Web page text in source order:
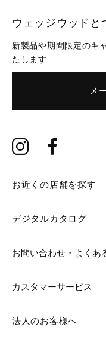
ウェッジウッドと
新製品や期間限定のキ
たします
メ
お近くの店舗を探す
デジタルカタログ
お問い合わせ・よくあ
カスタマーサービス
法人のお客様へ